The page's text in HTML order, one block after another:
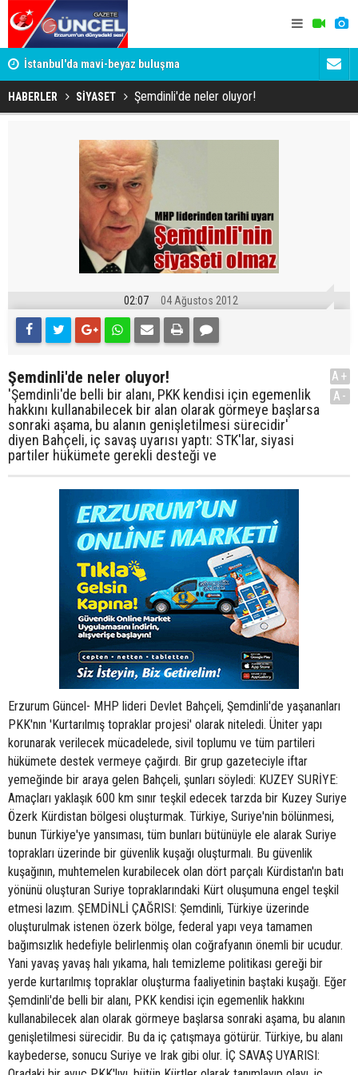
İstanbul'da mavi-beyaz buluşma
HABERLER SİYASET Şemdinli'de neler oluyor!
02:07 04 Ağustos 2012
Şemdinli'de neler oluyor!
'Şemdinli'de belli bir alanı, PKK kendisi için egemenlik
hakkını kullanabilecek bir alan olarak görmeye başlarsa
sonraki aşama, bu alanın genişletilmesi sürecidir'
diyen Bahçeli, iç savaş uyarısı yaptı: STK'lar, siyasi
partiler hükümete gerekli desteği ve
A+
A-
Erzurum Güncel- MHP lideri Devlet Bahçeli, Şemdinli'de yaşananları
PKK'nın 'Kurtarılmış topraklar projesi' olarak niteledi. Üniter yapı
korunarak verilecek mücadelede, sivil toplumu ve tüm partileri
hükümete destek vermeye çağırdı. Bir grup gazeteciyle iftar
yemeğinde bir araya gelen Bahçeli, şunları söyledi: KUZEY SURİYE:
Amaçları yaklaşık 600 km sınır teşkil edecek tarzda bir Kuzey Suriye
Özerk Kürdistan bölgesi oluşturmak. Türkiye, Suriye'nin bölünmesi,
bunun Türkiye'ye yansıması, tüm bunları bütünüyle ele alarak Suriye
toprakları üzerinde bir güvenlik kuşağı oluşturmalı. Bu güvenlik
kuşağının, muhtemelen kurabilecek olan dört parçalı Kürdistan'ın batı
yönünü oluşturan Suriye topraklarındaki Kürt oluşumuna engel teşkil
etmesi lazım. ŞEMDİNLİ ÇAĞRISI: Şemdinli, Türkiye üzerinde
oluşturulmak istenen özerk bölge, federal yapı veya tamamen
bağımsızlık hedefiyle belirlenmiş olan coğrafyanın önemli bir ucudur.
Yani yavaş yavaş halı yıkama, halı temizleme politikası gereği bir
yerde kurtarılmış topraklar oluşturma faaliyetinin baştaki kuşağı. Eğer
Şemdinli'de belli bir alanı, PKK kendisi için egemenlik hakkını
kullanabilecek alan olarak görmeye başlarsa sonraki aşama, bu alanın
genişletilmesi sürecidir. Bu da iç çatışmaya götürür. Türkiye, bu alanı
kaybederse, sonucu Suriye ve Irak gibi olur. İÇ SAVAŞ UYARISI: